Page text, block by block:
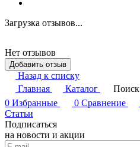
Загрузка отзывов...
Нет отзывов
Добавить отзыв
Назад к списку
Главная
Каталог Поиск
0 Избранные 0 Сравнение
Статьи
Подписаться
на новости и акции